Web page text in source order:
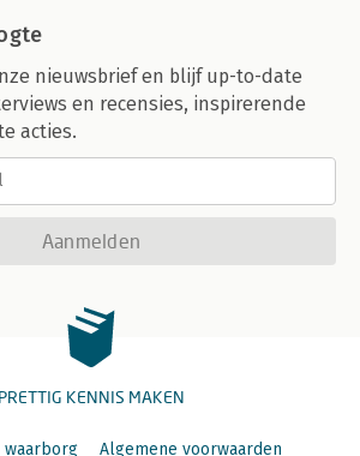
nieuwsbrief en blijf up-to-date
en recensies, inspirerende
acties.
Aanmelden
PRETTIG KENNIS MAKEN
waarborg Algemene voorwaarden